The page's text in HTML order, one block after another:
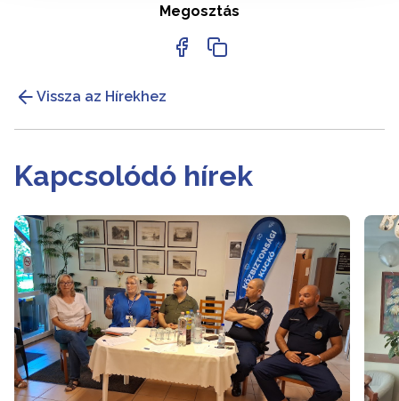
Megosztás
Vissza az Hírekhez
Kapcsolódó hírek